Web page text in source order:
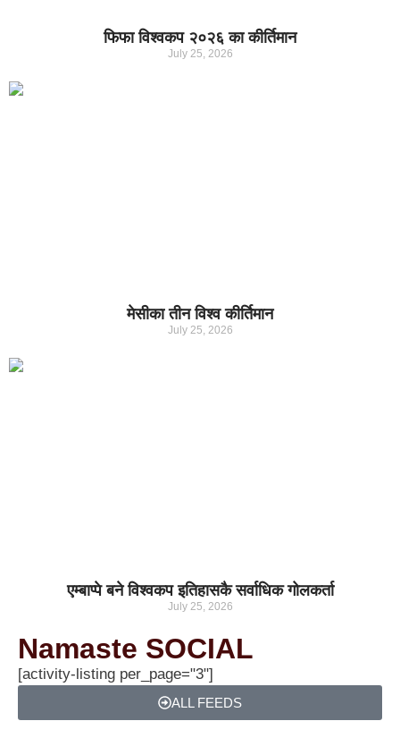
फिफा विश्वकप २०२६ का कीर्तिमान
July 25, 2026
मेसीका तीन विश्व कीर्तिमान
July 25, 2026
एम्बाप्पे बने विश्वकप इतिहासकै सर्वाधिक गोलकर्ता
July 25, 2026
Namaste SOCIAL
[activity-listing per_page="3"]
ALL FEEDS